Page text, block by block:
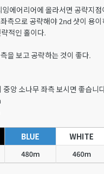
에어리어에 올라서면 공략지
측으로 공략해야 2nd 샷이 용
적인 홀이다.
을 보고 공략하는 것이 좋다.
앙 소나무 좌측 보시면 좋습니
BLUE WHITE
480m 460m